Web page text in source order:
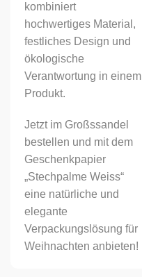
kombiniert
hochwertiges Material,
festliches Design und
ökologische
Verantwortung in einem
Produkt.
Jetzt im Großssandel
bestellen und mit dem
Geschenkpapier
„Stechpalme Weiss“
eine natürliche und
elegante
Verpackungslösung für
Weihnachten anbieten!